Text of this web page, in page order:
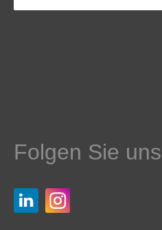
Folgen Sie uns